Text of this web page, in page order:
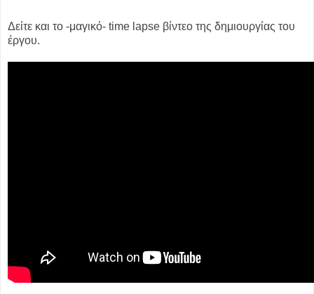
Δείτε και το -μαγικό- time lapse βίντεο της δημιουργίας του
έργου.